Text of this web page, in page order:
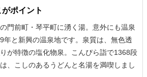
ポイント
門前町・琴平町に湧く湯。意外にも温泉
年と新興の温泉地です。泉質は、無色透
が特徴の塩化物泉。こんぴら詣で1368段
、こしのあるうどんと名湯を満喫しまし